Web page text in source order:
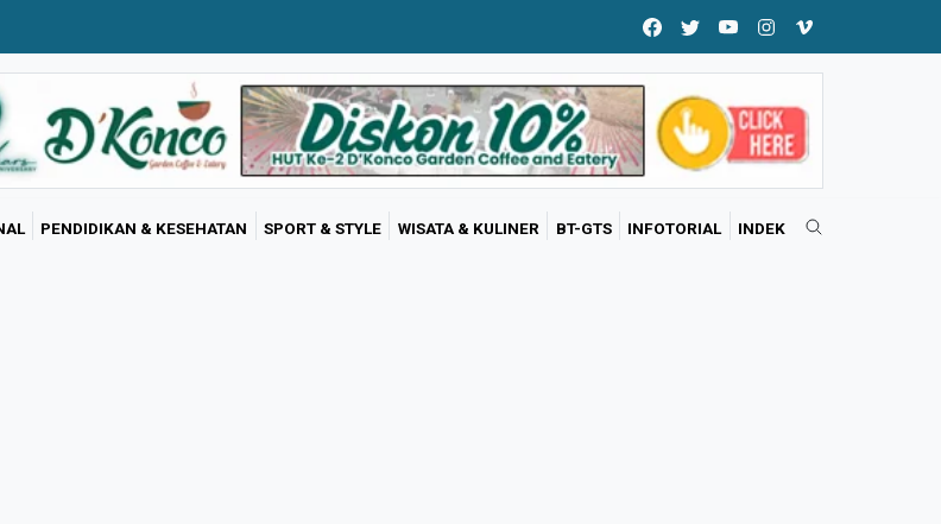
PENDIDIKAN & KESEHATAN SPORT & STYLE WISATA & KULINER BT-GTS INFOTORIAL INDEK